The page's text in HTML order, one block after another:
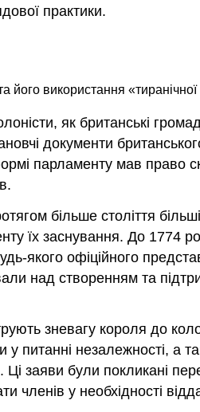
практики.
його використання
як британські
документи
парламенту мав право
більше століття
їх заснування. До 1774
якого офіційного
над створенням та
зневагу короля до
незалежності, а
заяви були покликані
у необхідності